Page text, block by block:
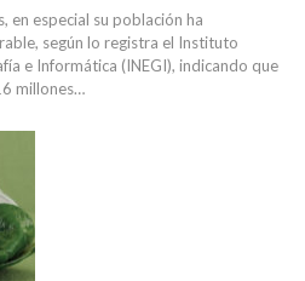
en especial su población ha
según lo registra el Instituto
e Informática (INEGI), indicando que
millones…